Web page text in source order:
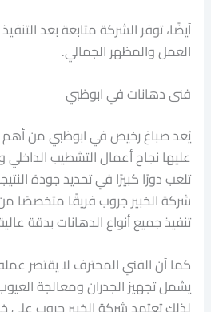
أيضًا، توفر الشركة متابعة بعد
العمل والمظهر الجمالي.
فنى دهانات في ابوظبي
يُعد صباغ رخيص في ابوظبي من أهم
عليها نجاح أعمال التشطيب الداخلي
تلعب دورًا كبيرًا في تحديد جودة
شركة الخبير جروب فريقًا متخصصًا
تنفيذ جميع أنواع الدهانات بدقة
كما أن الفني المحترف لا يقتصر
يشمل تجهيز الجدران ومعالجة